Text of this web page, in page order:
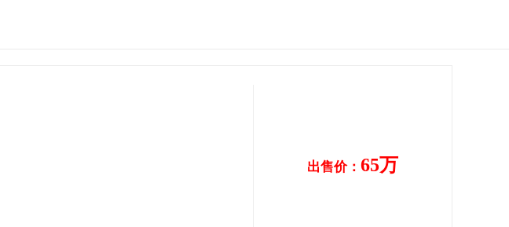
出售价： 65万